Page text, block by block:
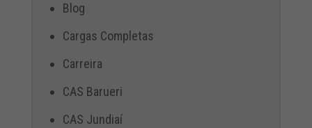
Blog
Cargas Completas
Carreira
CAS Barueri
CAS Jundiaí